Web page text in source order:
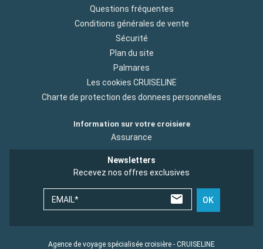
Questions fréquentes
Conditions générales de vente
Sécurité
Plan du site
Palmares
Les cookies CRUISELINE
Charte de protection des donnees personnelles
Information sur votre croisiere
Assurance
Newsletters
Recevez nos offres exclusives
EMAIL* OK
Agence de voyage spécialisée croisière - CRUISELINE